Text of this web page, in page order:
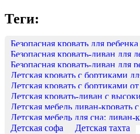
Теги:
Безопасная кровать для
Безопасная кровать-диван для
Безопасная кровать-диван для
Детская кровать с бортиками
Детская кровать с бортиками
Детская кровать-диван с
Детская мебель диван-кровать
Детская мебель для сна: диван-
Детская софа
Детская тахта